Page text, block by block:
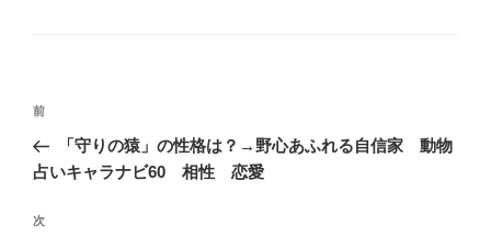
投
ナ
ゲ
前
の
投
前
「守りの猿」の性格は？→野心あふれる自信家 動物
占いキャラナビ60 相性 恋愛
次
次